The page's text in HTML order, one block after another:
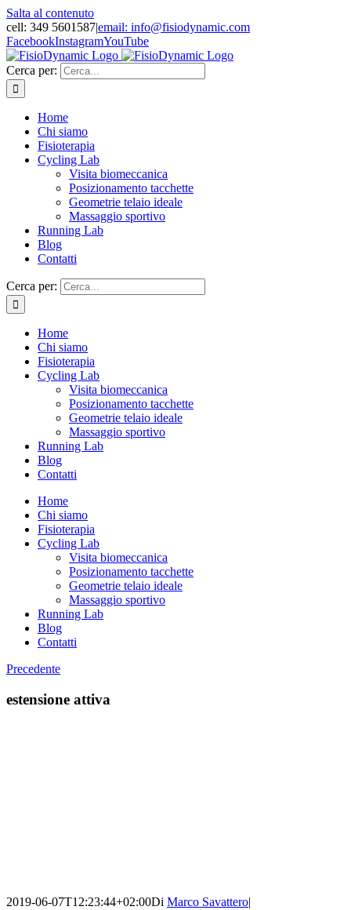
Salta al contenuto
cell: 349 5601587|email: info@fisiodynamic.com
FacebookInstagramYouTube
Cerca per:
Home
Chi siamo
Fisioterapia
Cycling Lab
Visita biomeccanica
Posizionamento tacchette
Geometrie telaio ideale
Massaggio sportivo
Running Lab
Blog
Contatti
Cerca per:
Home
Chi siamo
Fisioterapia
Cycling Lab
Visita biomeccanica
Posizionamento tacchette
Geometrie telaio ideale
Massaggio sportivo
Running Lab
Blog
Contatti
Home
Chi siamo
Fisioterapia
Cycling Lab
Visita biomeccanica
Posizionamento tacchette
Geometrie telaio ideale
Massaggio sportivo
Running Lab
Blog
Contatti
Precedente
estensione attiva
2019-06-07T12:23:44+02:00Di Marco Savattero|